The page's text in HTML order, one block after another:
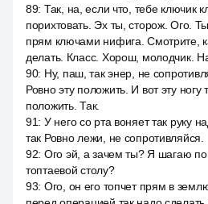
89: Так, на, если что, тебе ключик
порихтовать. Эх ты, сторож. Ого.
прям ключами нифига. Смотрите,
делать. Класс. Хорош, молодчик.
90: Ну, паш, так энер, не
Ровно эту положить. И вот эту
положить. Так.
91: У него со рта воняет так руку
так Ровно лежи, не сопротивляйся.
92: Ого эй, а зачем ты? Я шагаю по
топтаевой столу?
93: Ого, он его топчет прям в